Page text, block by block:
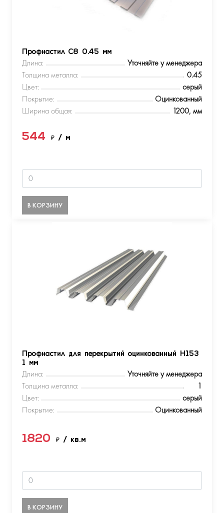
Профнастил С8 0.45 мм
Длина:
Уточняйте у менеджера
Толщина металла:
0.45
Цвет:
серый
Покрытие:
Оцинкованный
Ширина общая:
1200, мм
544 ₽ / м
В КОРЗИНУ
Профнастил для перекрытий оцинкованный Н153
1 мм
Длина:
Уточняйте у менеджера
Толщина металла:
1
Цвет:
серый
Покрытие:
Оцинкованный
1820 ₽ / кв.м
В КОРЗИНУ